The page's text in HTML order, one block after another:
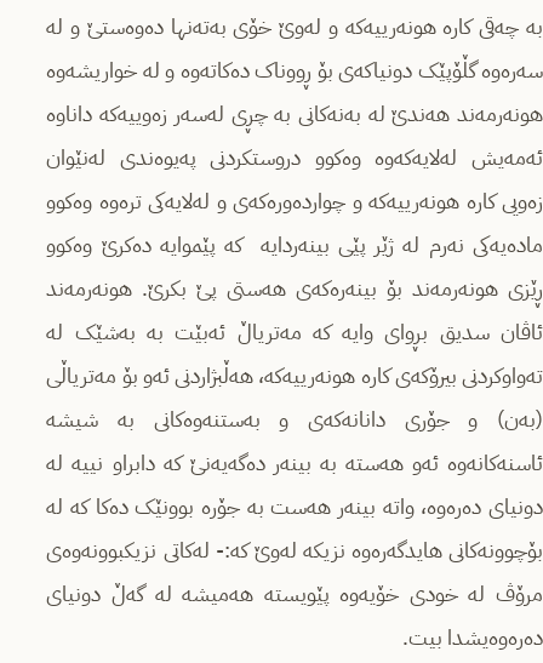
بە چەقی کارە هونەرییەکە و لەوێ خۆی بەتەنها دەوەستێ و لە
سەرەوە گڵۆپێک دونیاکەی بۆ ڕووناک دەکاتەوە و لە خواریشەوە
هونەرمەند هەندێ لە بەنەکانی بە چڕی لەسەر زەوییەکە داناوە
ئەمەیش لەلایەکەوە وەکوو دروستکردنی پەیوەندی لەنێوان
زەویی کارە هونەرییەکە و چواردەورەکەی و لەلایەکی ترەوە وەکوو
مادەیەکی نەرم لە ژێر پێی بینەردایە کە پێموایە دەکرێ وەکوو
ڕێزی هونەرمەند بۆ بینەرەکەی هەستی پێ بکرێ. هونەرمەند
ئاڤان سدیق بڕوای وایە کە مەتریاڵ ئەبێت بە بەشێک لە
تەواوکردنی بیرۆکەی کارە هونەرییەکە، هەڵبژاردنی ئەو بۆ مەتریاڵی
(بەن) و جۆری دانانەکەی و بەستنەوەکانی بە شیشە
ئاسنەکانەوە ئەو هەستە بە بینەر دەگەیەنێ کە دابراو نییە لە
دونیای دەرەوە، واتە بینەر هەست بە جۆرە بوونێک دەکا کە لە
بۆچوونەکانی هایدگەرەوە نزیکە لەوێ کە:- لەکاتی نزیکبوونەوەی
مرۆڤ لە خودی خۆیەوە پێویستە هەمیشە لە گەڵ دونیای
دەرەوەیشدا بیت.